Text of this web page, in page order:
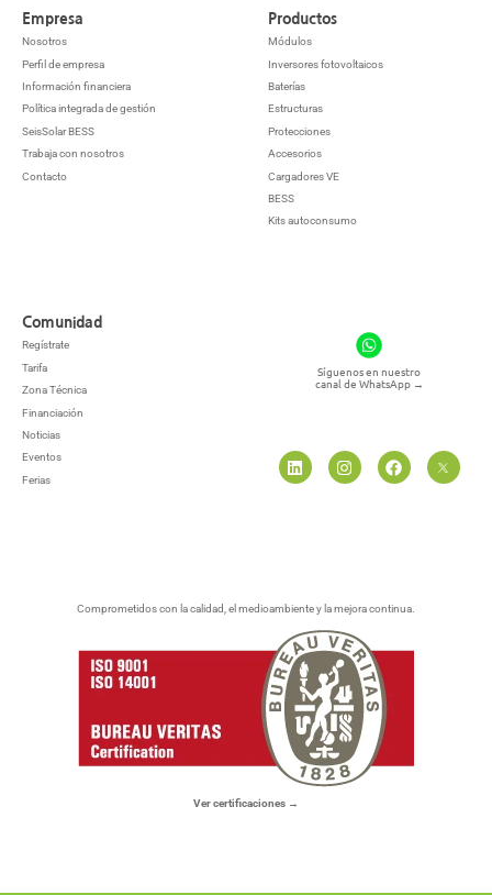
Empresa
Nosotros
Perfil de empresa
Información financiera
Política integrada de gestión
SeisSolar BESS
Trabaja con nosotros
Contacto
Productos
Módulos
Inversores fotovoltaicos
Baterías
Estructuras
Protecciones
Accesorios
Cargadores VE
BESS
Kits autoconsumo
Comunidad
Regístrate
Tarifa
Zona Técnica
Financiación
Noticias
Eventos
Ferias
Síguenos en nuestro
canal de WhatsApp →
Comprometidos con la calidad, el medioambiente y la mejora continua.
Ver certificaciones →